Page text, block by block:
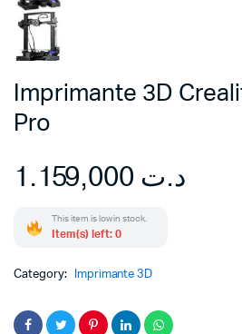
Imprimante 3D
Pro
د.ت
This item is low in stock.
Item(s) left: 0
Category: Imprimante 3D